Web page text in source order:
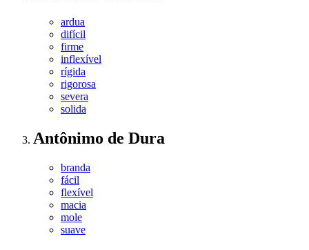
ardua
difícil
firme
inflexível
rígida
rigorosa
severa
solida
Antônimo de Dura
branda
fácil
flexível
macia
mole
suave